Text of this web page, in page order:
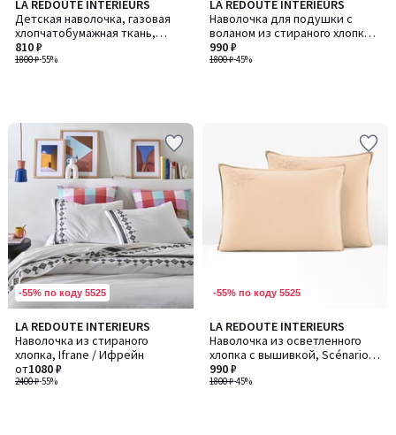
LA REDOUTE INTERIEURS
Детская наволочка, газовая
хлопчатобумажная ткань,
принт "планеты", DIEGO /
ДИЕГО
1800 ₽-55%
810 ₽
LA REDOUTE INTERIEURS
Наволочка для подушки с
воланом из стираного хлопка,
Scenario / Сценарио
1800 ₽-45%
990 ₽
-55% по коду 5525
LA REDOUTE INTERIEURS
Наволочка из стираного
хлопка, Ifrane / Ифрейн
2400 ₽-55%
от1080 ₽
-55% по коду 5525
LA REDOUTE INTERIEURS
Наволочка из осветленного
хлопка с вышивкой, Scénario /
Сценарио
1800 ₽-45%
990 ₽